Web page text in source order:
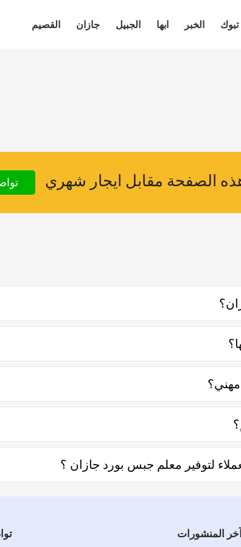
تبوك الخبر ابها الجبيل جازان القصيم
الصفحة مقابل ايجار شهري
على الواتساب أو تليفونياً وطلب الخدمة منه بعمل
قرب المسافة وحجم العمل وتوقيته وهل هو عمل مستعجل أم
الفنيين والشركات يتم تقييمهم من عملاء حقيقيين
ثم تحديد المهنة وإختيار الفني الأقرب إليك
لتوفير معلم جبس بورد جازان ؟
آخر المنشورات